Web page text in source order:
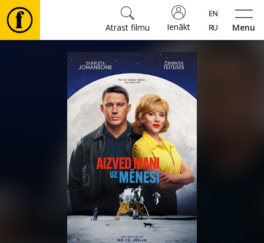
Menu
Ienākt
Atrast filmu
Pasākumi